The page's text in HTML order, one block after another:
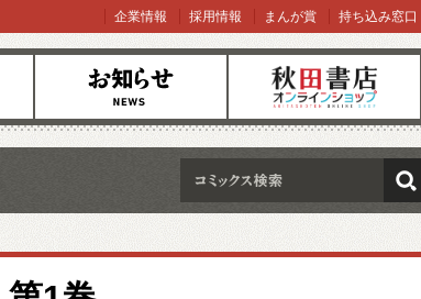
お知らせ オンラインショップ
企業情報 採用情報 まんが賞 持ち込み窓口
検索